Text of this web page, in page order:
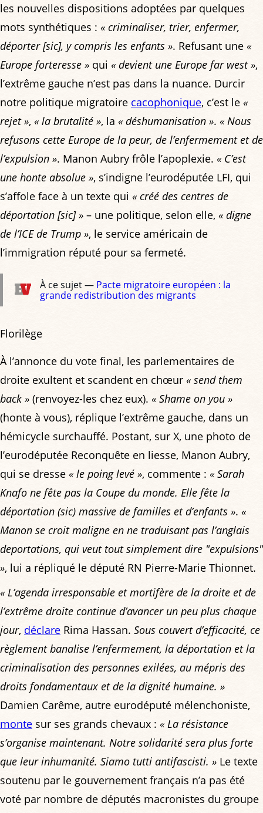
les nouvelles dispositions adoptées par quelques
mots synthétiques : « criminaliser, trier, enfermer,
déporter [sic], y compris les enfants ». Refusant une «
Europe forteresse » qui « devient une Europe far west »,
l’extrême gauche n’est pas dans la nuance. Durcir
notre politique migratoire cacophonique, c’est le «
rejet », « la brutalité », la « déshumanisation ». « Nous
refusons cette Europe de la peur, de l’enfermement et de
l’expulsion ». Manon Aubry frôle l’apoplexie. « C’est
une honte absolue », s’indigne l’eurodéputée LFI, qui
s’affole face à un texte qui « créé des centres de
déportation [sic] » – une politique, selon elle, « digne
de l’ICE de Trump », le service américain de
l’immigration réputé pour sa fermeté.
À ce sujet — Pacte migratoire européen : la
grande redistribution des migrants
Florilège
À l’annonce du vote final, les parlementaires de
droite exultent et scandent en chœur « send them
back » (renvoyez-les chez eux). « Shame on you »
(honte à vous), réplique l’extrême gauche, dans un
hémicycle surchauffé. Postant, sur X, une photo de
l’eurodéputée Reconquête en liesse, Manon Aubry,
qui se dresse « le poing levé », commente : « Sarah
Knafo ne fête pas la Coupe du monde. Elle fête la
déportation (sic) massive de familles et d’enfants ». «
Manon se croit maligne en ne traduisant pas l’anglais
deportations, qui veut tout simplement dire "expulsions"
», lui a répliqué le député RN Pierre-Marie Thionnet.
« L’agenda irresponsable et mortifère de la droite et de
l’extrême droite continue d’avancer un peu plus chaque
jour, déclare Rima Hassan. Sous couvert d’efficacité, ce
règlement banalise l’enfermement, la déportation et la
criminalisation des personnes exilées, au mépris des
droits fondamentaux et de la dignité humaine. »
Damien Carême, autre eurodéputé mélenchoniste,
monte sur ses grands chevaux : « La résistance
s’organise maintenant. Notre solidarité sera plus forte
que leur inhumanité. Siamo tutti antifascisti. » Le texte
soutenu par le gouvernement français n’a pas été
voté par nombre de députés macronistes du groupe